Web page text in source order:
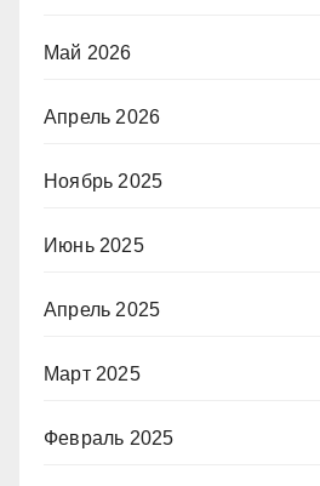
Май 2026
Апрель 2026
Ноябрь 2025
Июнь 2025
Апрель 2025
Март 2025
Февраль 2025